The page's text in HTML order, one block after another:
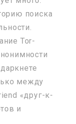
поиска
Tor-
между
«друг-к-
и